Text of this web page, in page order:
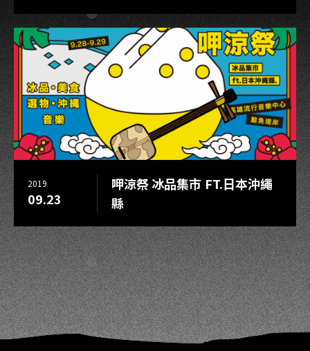
2019
09.23
呷涼祭 冰品集市 FT.日本沖繩
縣